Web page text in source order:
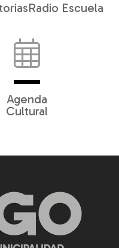
Radio Escuela
Agenda
Cultural